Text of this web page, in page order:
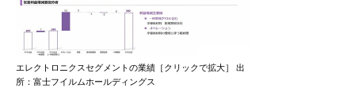
エレクトロニクスセグメントの業績［クリックで拡大］ 出
所：富士フイルムホールディングス